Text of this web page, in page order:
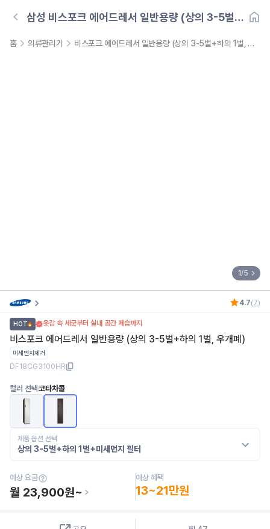
삼성 비스포크 에어드레서 일반용량 (상의 3-5벌
홈 의류관리기 비스포크 에어드레서 일반용량 (상의 3-5벌+하의 1벌, 우개폐)
1/5
4.7(7)
HOT 옷감 속 세균부터 실내 공간 제습까지
비스포크 에어드레서 일반용량 (상의 3-5벌+하의 1벌, 우개폐)
미세먼지제거
DF18CG3100HR
컬러 선택코타차콜
제품 옵션 선택
상의 3-5벌+하의 1벌+미세먼지 필터
예상 요금
월 23,900원~
예상 혜택
13~21만원